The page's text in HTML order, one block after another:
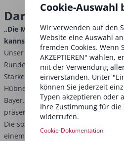
Darum geht's in der
„Die Macht der sozialen Medien
kannst“
Unser BUSINESS-PODCAST by
Runde!
Starke Gespräche führt BEAUTY
Hübner mit Karrierecoachin und
Bayer. Jetzt reinhören und
präsentiert.
Die sozialen Medien haben sich
einem wichtigen
Cookie-Auswahl
Wir verwenden auf den
Website eine Auswahl
fremden Cookies. Wenn
AKZEPTIEREN" wählen,
mit der Verwendung
einverstanden. Unter
können Sie jederzeit
Typen akzeptieren oder
Ihre Zustimmung für die
widerrufen.
Cookie-Dokumentation